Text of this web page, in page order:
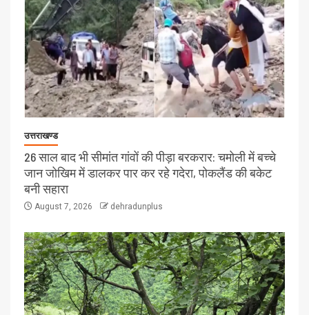
उत्तराखण्ड
26 साल बाद भी सीमांत गांवों की पीड़ा बरकरार: चमोली में बच्चे
जान जोखिम में डालकर पार कर रहे गदेरा, पोकलैंड की बकेट
बनी सहारा
August 7, 2026 dehradunplus